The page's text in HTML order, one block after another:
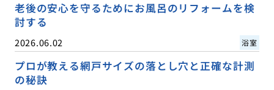
老後の安心を守るためにお風呂のリフォームを検
討する
2026.06.02 浴室
プロが教える網戸サイズの落とし穴と正確な計測
の秘訣